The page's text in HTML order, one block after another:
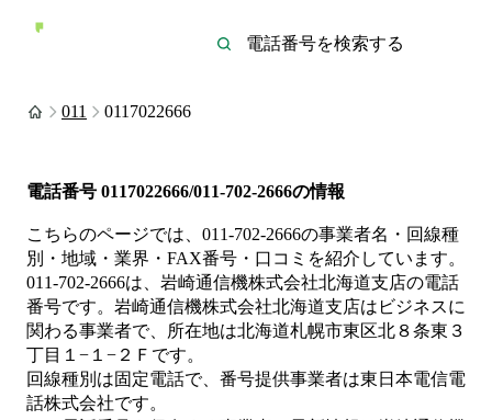
011 0117022666
電話番号 0117022666/011-702-2666の情報
こちらのページでは、 011-702-2666の事業者名・回線種
別・地域・業界・FAX番号・口コミを紹介しています。
011-702-2666は、 岩崎通信機株式会社北海道支店の電話
番号です。 岩崎通信機株式会社北海道支店は ビジネスに
関わる事業者で、所在地は北海道札幌市東区北８条東３
丁目１−１−２Ｆ です。
回線種別は固定電話で、番号提供事業者は東日本電信電
話株式会社です。